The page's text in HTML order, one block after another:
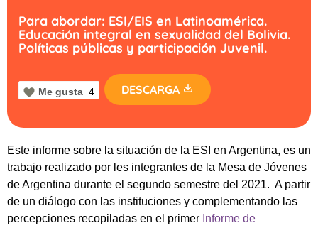
Para abordar: ESI/EIS en Latinoamérica.
Educación integral en sexualidad del Bolivia.
Políticas públicas y participación Juvenil.
Me gusta 4 DESCARGA
Este informe sobre la situación de la ESI en Argentina, es un
trabajo realizado por les integrantes de la Mesa de Jóvenes
de Argentina durante el segundo semestre del 2021. A partir
de un diálogo con las instituciones y complementando las
percepciones recopiladas en el primer Informe de